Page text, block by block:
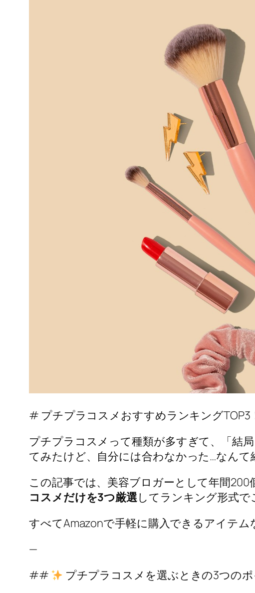
# プチプラコスメおすすめランキング
プチプラコスメって種類が多すぎて、「結
てみたけど、自分には合わなかった…なんて
この記事では、美容ブロガーとして年間
コスメだけを3つ厳選してランキング形式で
すべてAmazonで手軽に購入できるアイテ
—
##
プチプラコスメを選ぶときの3つのポ